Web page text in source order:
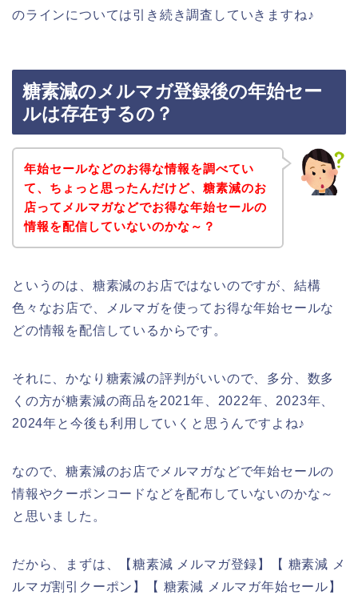
のラインについては引き続き調査していきますね♪
糖素減のメルマガ登録後の年始セー
ルは存在するの？
年始セールなどのお得な情報を調べてい
て、ちょっと思ったんだけど、糖素減のお
店ってメルマガなどでお得な年始セールの
情報を配信していないのかな～？
というのは、糖素減のお店ではないのですが、結構
色々なお店で、メルマガを使ってお得な年始セールな
どの情報を配信しているからです。
それに、かなり糖素減の評判がいいので、多分、数多
くの方が糖素減の商品を2021年、2022年、2023年、
2024年と今後も利用していくと思うんですよね♪
なので、糖素減のお店でメルマガなどで年始セールの
情報やクーポンコードなどを配布していないのかな～
と思いました。
だから、まずは、【糖素減 メルマガ登録】【 糖素減 メ
ルマガ割引クーポン】【 糖素減 メルマガ年始セール】